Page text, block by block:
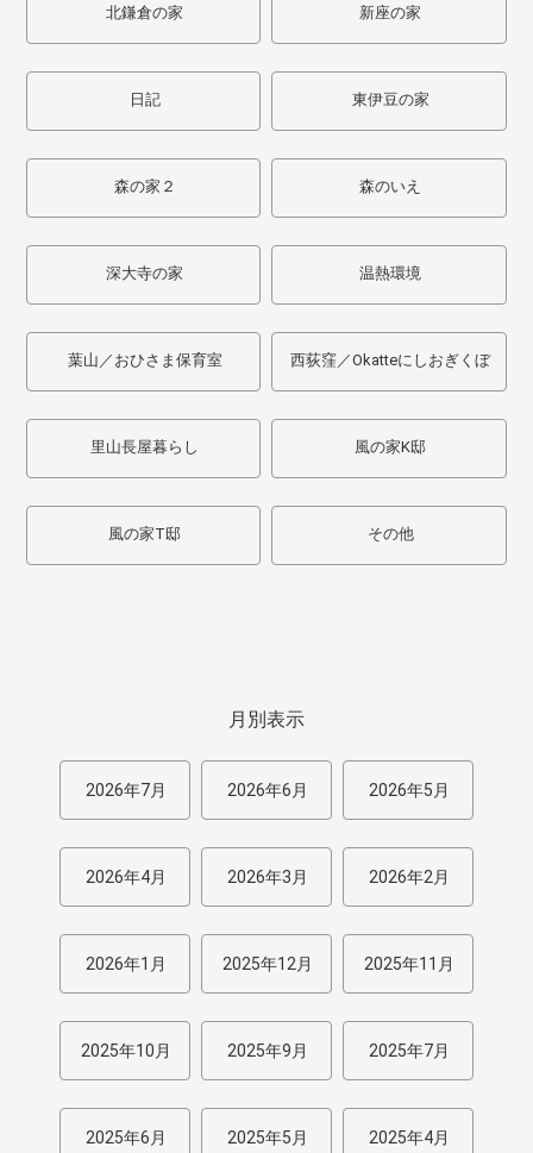
北鎌倉の家 新座の家
日記 東伊豆の家
森の家２ 森のいえ
深大寺の家 温熱環境
葉山／おひさま保育室 西荻窪／Okatteにしおぎくぼ
里山長屋暮らし 風の家K邸
風の家T邸 その他
月別表示
2026年7月 2026年6月 2026年5月
2026年4月 2026年3月 2026年2月
2026年1月 2025年12月 2025年11月
2025年10月 2025年9月 2025年7月
2025年6月 2025年5月 2025年4月